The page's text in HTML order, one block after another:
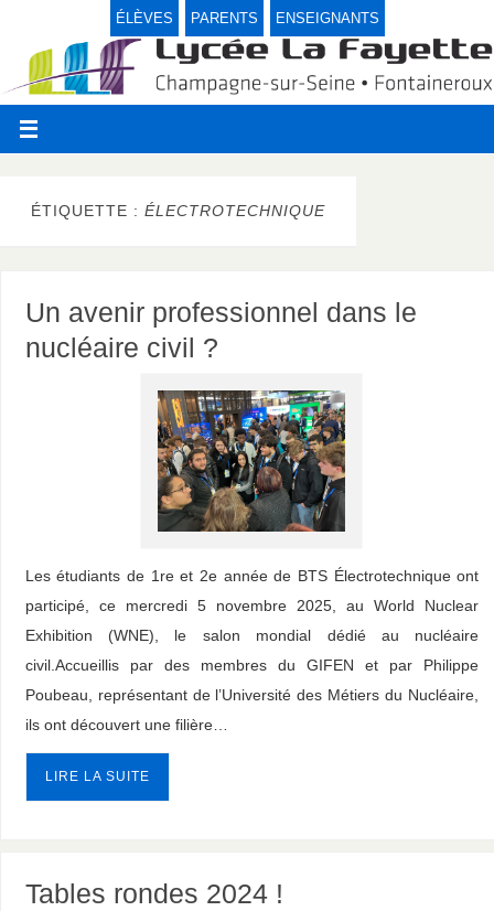
ÉLÈVES PARENTS ENSEIGNANTS
ÉTIQUETTE : ÉLECTROTECHNIQUE
Un avenir professionnel dans le
nucléaire civil ?
Les étudiants de 1re et 2e année de BTS Électrotechnique ont
participé, ce mercredi 5 novembre 2025, au World Nuclear
Exhibition (WNE), le salon mondial dédié au nucléaire
civil.Accueillis par des membres du GIFEN et par Philippe
Poubeau, représentant de l’Université des Métiers du Nucléaire,
ils ont découvert une filière…
LIRE LA SUITE
Tables rondes 2024 !